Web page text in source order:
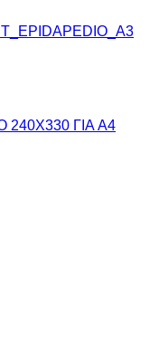
ΓΙΑ A4